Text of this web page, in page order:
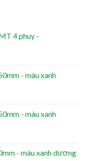
4 phuy -
- màu xanh
- màu xanh
- màu xanh dương